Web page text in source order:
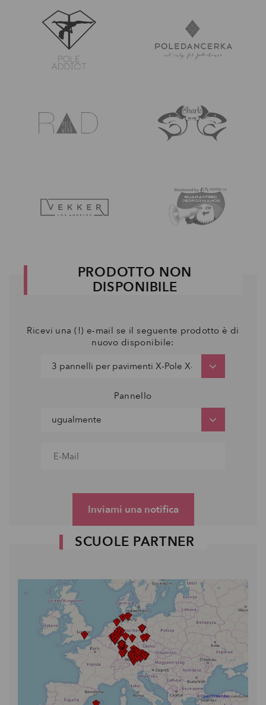
PRODOTTO NON
DISPONIBILE
Ricevi una (!) e-mail se il seguente prodotto è di
nuovo disponibile:
Pannello
Inviami una notifica
SCUOLE PARTNER